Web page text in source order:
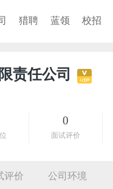
猎聘 蓝领 校招
责任公司
0
面试评价
评价 公司环境